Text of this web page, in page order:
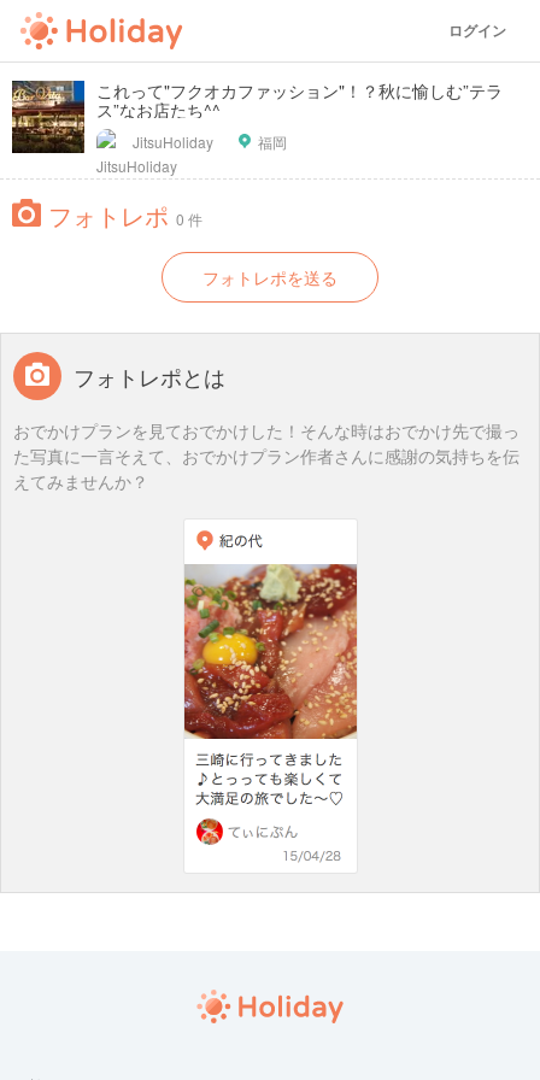
ログイン
これって"フクオカファッション"！？秋に愉しむ”テラ
ス”なお店たち^^
JitsuHoliday 福岡
フォトレポ 0 件
フォトレポを送る
フォトレポとは
おでかけプランを見ておでかけした！そんな時はおでかけ先で撮っ
た写真に一言そえて、おでかけプラン作者さんに感謝の気持ちを伝
えてみませんか？